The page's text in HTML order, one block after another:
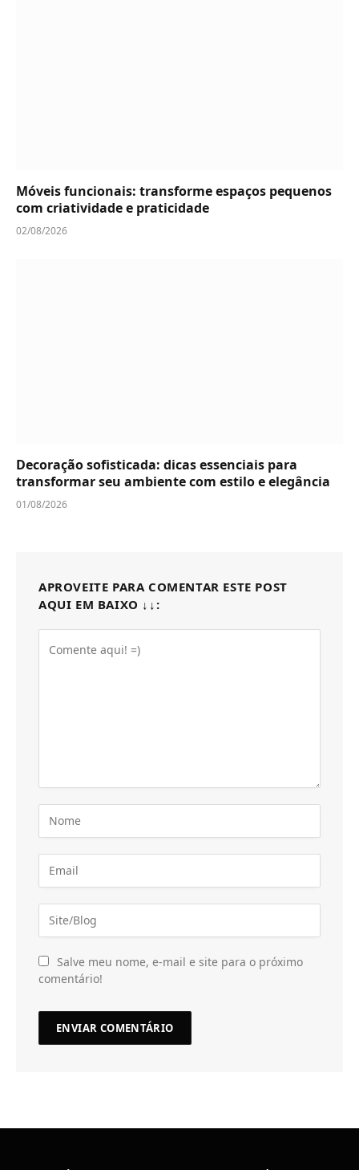
Móveis funcionais: transforme espaços pequenos
com criatividade e praticidade
02/08/2026
Decoração sofisticada: dicas essenciais para
transformar seu ambiente com estilo e elegância
01/08/2026
APROVEITE PARA COMENTAR ESTE POST
AQUI EM BAIXO ↓↓:
Salve meu nome, e-mail e site para o próximo
comentário!